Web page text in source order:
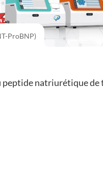
ProBNP)
natriurétique